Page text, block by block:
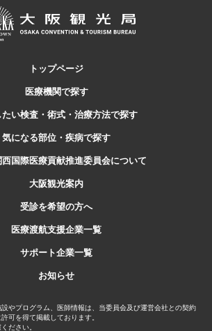
トップページ
医療機関で探す
い検査・ 術式・治療方法で探す
気になる部位・疾病で探す
西国際医療貢献推進委員会について
大阪観光案内
受診を希望の方へ
医療渡航支援企業一覧
サポート企業一覧
お知らせ
やプログラム、医師情報は、当委員会及び運営会社との契約
可を得て掲載しております。
ださい。